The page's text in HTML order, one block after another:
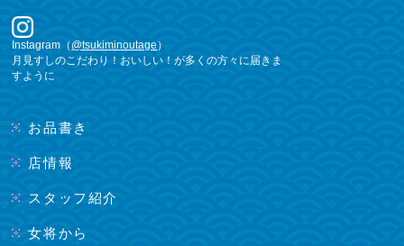
Instagram（ @tsukiminoutage ）
月見すしのこだわり！おいしい！が多くの方々に届きま
すように
お品書き
店情報
スタッフ紹介
女将から